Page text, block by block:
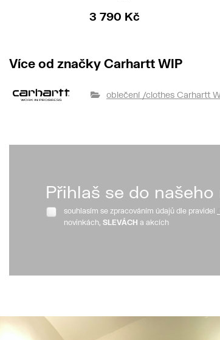
3 790 Kč
Více od značky Carhartt WIP
oblečení /clothes Carhartt
Přihlaš se do našeho
souhlasím se zpracováním údajů dle pravidel
novinkách, SLEVÁCH a akcích